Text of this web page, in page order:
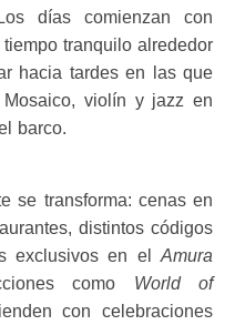
días comienzan con
tranquilo alrededor
hacia tardes en las que
violín y jazz en
barco.
se transforma: cenas en
distintos códigos
exclusivos en el Amura
como World of
con celebraciones